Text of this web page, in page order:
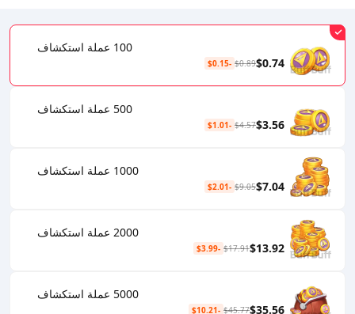
100 عملة استكشاف
$0.74
$0.89
-$0.15
500 عملة استكشاف
$3.56
$4.57
-$1.01
1000 عملة استكشاف
$7.04
$9.05
-$2.01
2000 عملة استكشاف
$13.92
$17.91
-$3.99
5000 عملة استكشاف
$35.56
$45.77
-$10.21